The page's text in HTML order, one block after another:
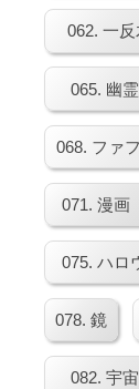
062. 一
065. 幽
068. ファ
071. 漫画
075. ハロ
078. 鏡
082. 宇宙